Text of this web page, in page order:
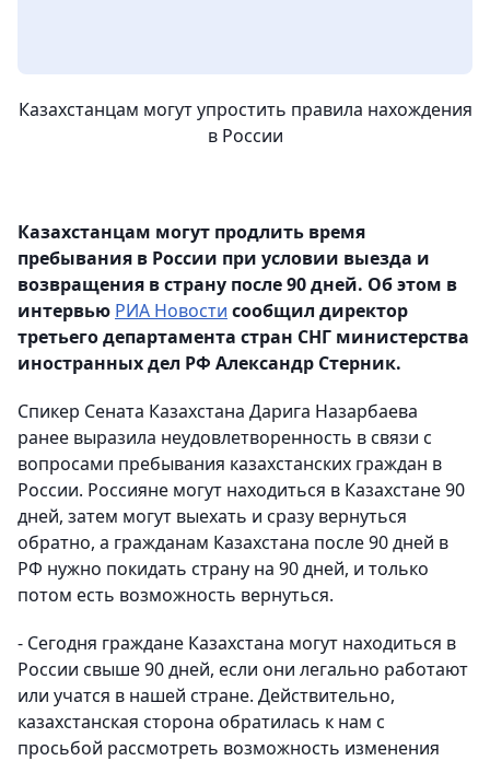
Казахстанцам могут упростить правила нахождения
в России
Казахстанцам могут продлить время
пребывания в России при условии выезда и
возвращения в страну после 90 дней. Об этом в
интервью РИА Новости сообщил директор
третьего департамента стран СНГ министерства
иностранных дел РФ Александр Стерник.
Спикер Сената Казахстана Дарига Назарбаева
ранее выразила неудовлетворенность в связи с
вопросами пребывания казахстанских граждан в
России. Россияне могут находиться в Казахстане 90
дней, затем могут выехать и сразу вернуться
обратно, а гражданам Казахстана после 90 дней в
РФ нужно покидать страну на 90 дней, и только
потом есть возможность вернуться.
- Сегодня граждане Казахстана могут находиться в
России свыше 90 дней, если они легально работают
или учатся в нашей стране. Действительно,
казахстанская сторона обратилась к нам с
просьбой рассмотреть возможность изменения